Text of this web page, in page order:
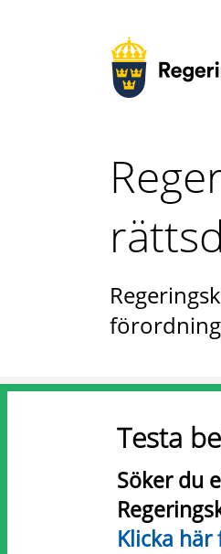
Testa
Söker du
Klicka